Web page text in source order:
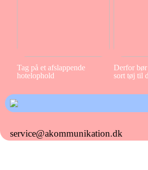
Tag på et afslappende
hotelophold
Derfor
sort tøj til
service@akommunikation.dk